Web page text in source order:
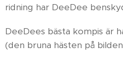
ridning har DeeDee
DeeDees bästa kompis är
(den bruna hästen på